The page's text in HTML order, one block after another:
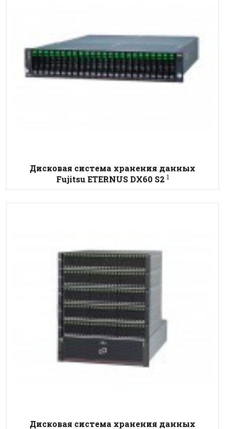
Дисковая система хранения данных
Fujitsu ETERNUS DX60 S2 1
Дисковая система хранения данных